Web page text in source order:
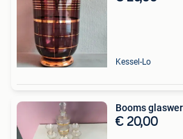
Kessel-Lo
Booms
€ 20,00